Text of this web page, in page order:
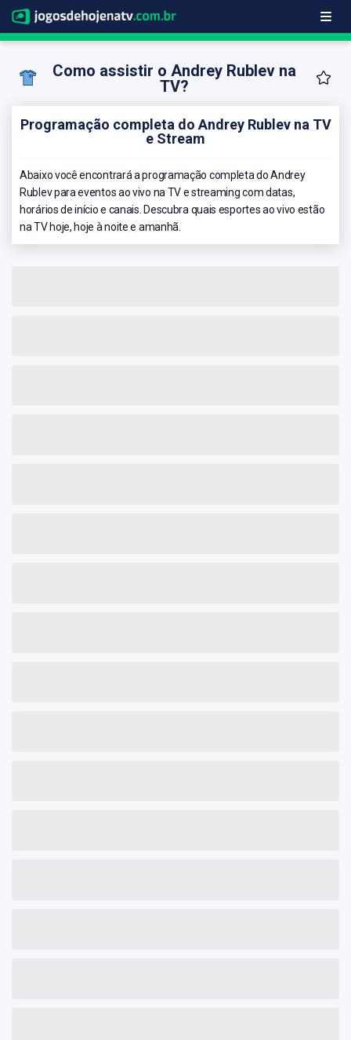
Como assistir o Andrey Rublev na
TV?
Programação completa do Andrey Rublev na TV
e Stream
Abaixo você encontrará a programação completa do Andrey
Rublev para eventos ao vivo na TV e streaming com datas,
horários de início e canais. Descubra quais esportes ao vivo estão
na TV hoje, hoje à noite e amanhã.